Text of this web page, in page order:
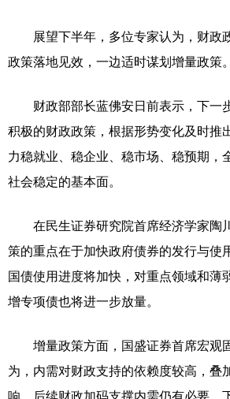
展望下半年，多位专家认为，财政
政策落地见效，一边适时谋划增量政策。
财政部部长蓝佛安日前表示，下一
积极的财政政策，根据形势变化及时推
力稳就业、稳企业、稳市场、稳预期，
社会稳定的基本面。
在民生证券研究院首席经济学家陶
策的重点在于加快政府债券的发行与使
国债使用进度将加快，对重点领域和薄
增专项债也将进一步放量。
增量政策方面，国盛证券首席宏观
为，内需对财政支持的依赖度较高，叠
响，后续财政加码支撑内需仍有必要，